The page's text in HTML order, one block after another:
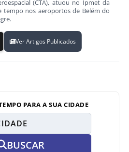
(CTA), atuou no Ipmet da
tempo nos aeroportos de Belém do
Ver Artigos Publicados
PARA A SUA CIDADE
BUSCAR